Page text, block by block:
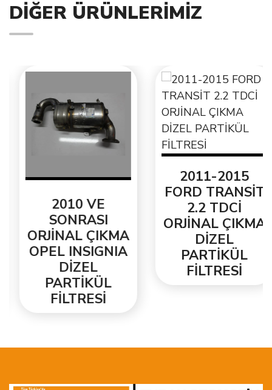
DIĞER ÜRÜNLERIMIZ
2010 VE
SONRASI
ORJİNAL ÇIKMA
OPEL INSIGNIA
DİZEL
PARTİKÜL
FİLTRESİ
2011-2015
FORD TRANSİT
2.2 TDCİ
ORJİNAL ÇIKMA
DİZEL
PARTİKÜL
FİLTRESİ